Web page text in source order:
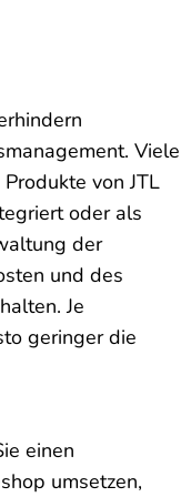
Viele
von JTL
oder als
der
und des
Je
geringer die
einen
umsetzen,